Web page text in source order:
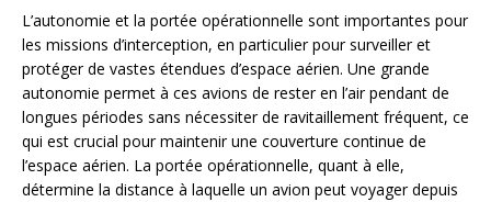
L’autonomie et la portée opérationnelle sont importantes pour
les missions d’interception, en particulier pour surveiller et
protéger de vastes étendues d’espace aérien. Une grande
autonomie permet à ces avions de rester en l’air pendant de
longues périodes sans nécessiter de ravitaillement fréquent, ce
qui est crucial pour maintenir une couverture continue de
l’espace aérien. La portée opérationnelle, quant à elle,
détermine la distance à laquelle un avion peut voyager depuis